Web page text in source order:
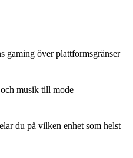
gaming över plattformsgränser
musik till mode
du på vilken enhet som helst